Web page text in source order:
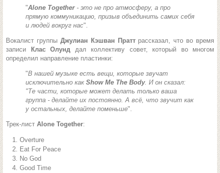
"Alone Together- это не про атмосферу, а про
прямую коммуникацию, призыв объединить самих себя
и людей вокруг нас".
Вокалист группы Джулиан Кэшван Праттрассказал, что во время
записи
Клас Олунд дал коллективу совет, который во многом
определил направление пластинки:
"В нашей музыке есть вещи, которые звучат
исключительно как Show Me The Body. И он сказал:
"Те части, которые может делать только ваша
группа - делайте их постоянно. А всё, что звучит как
у остальных, делайте поменьше".
Трек-лист Alone Together:
Overture
Eat For Peace
No God
Good Time